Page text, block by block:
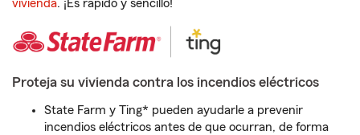
vivienda. ¡Es rápido y sencillo!
Proteja su vivienda contra los incendios eléctricos
State Farm y Ting* pueden ayudarle a prevenir
incendios eléctricos antes de que ocurran, de forma